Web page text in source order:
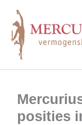
inhoud
posities